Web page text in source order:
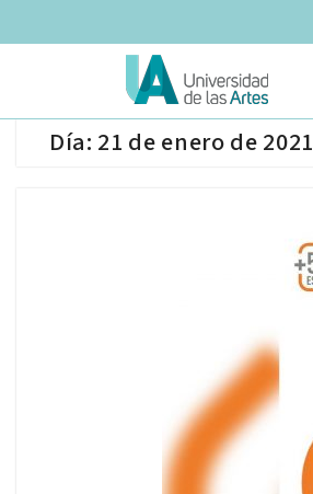
Día: 21 de enero de 2021